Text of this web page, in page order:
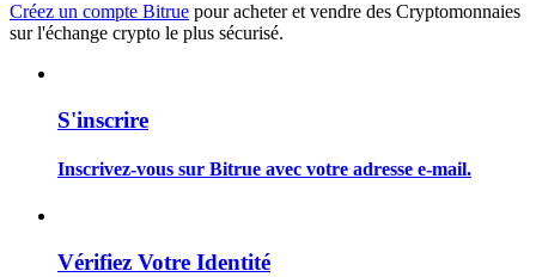
Analyse de mégadonnées, y compris des informations
commerciales, etc.
Créez un compte Bitrue pour acheter et vendre des Cryptomonnaies
sur l'échange crypto le plus sécurisé.
S'inscrire
Inscrivez-vous sur Bitrue avec votre adresse e-mail.
Vérifiez Votre Identité